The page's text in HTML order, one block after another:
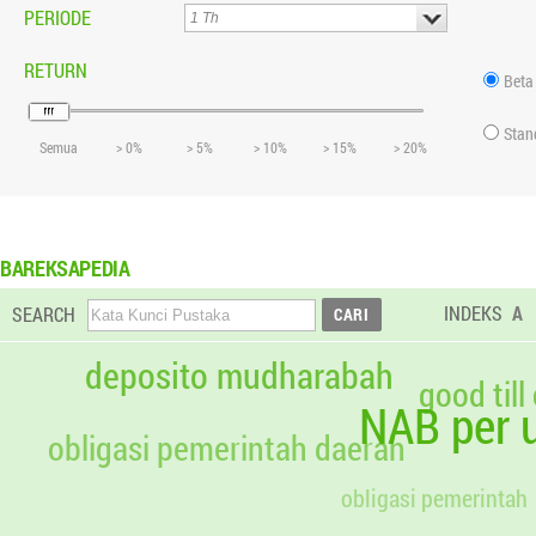
PERIODE
RETURN
Semua > 0% > 5% > 10% > 15% > 20%
Beta
BAREKSAPEDIA
SEARCH INDEKS A
NAB per
deposito mudharabah
obligasi pemerintah
obligasi pemerintah daerah
good till